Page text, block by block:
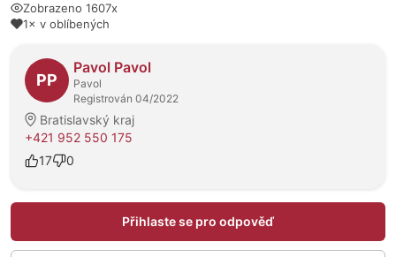
Zobrazeno 1607x
1× v oblíbených
O prodejci
PP
Pavol Pavol
Pavol
Registrován 04/2022
Bratislavský kraj
+421 952 550 175
17
0
Přihlaste se pro odpověď